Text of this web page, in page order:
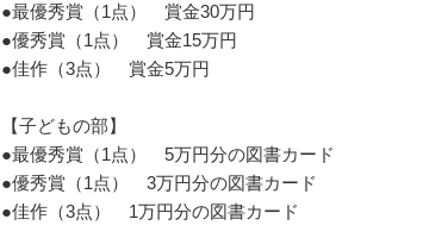
●最優秀賞（1点） 賞金30万円
●優秀賞（1点） 賞金15万円
●佳作（3点） 賞金5万円
【子どもの部】
●最優秀賞（1点） 5万円分の図書カード
●優秀賞（1点） 3万円分の図書カード
●佳作（3点） 1万円分の図書カード